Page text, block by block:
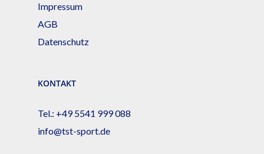
Impressum
AGB
Datenschutz
KONTAKT
Tel.: +49 5541 999 088
info@tst-sport.de